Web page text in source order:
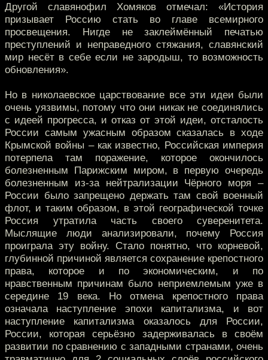
Другой славянофил Хомяков отмечал: «История
призывает Россию стать во главе всемирного
просвещения. Нигде не заклеймённый печатью
преступлений и неправедного стяжания, славянский
мир несёт в себе если не зародыш, то возможность
обновления».
Но в николаевское царствование все эти идеи были
очень уязвимы, потому что они никак не соединялись
с идеей прогресса, и отказ от этой идеи, отсталость
России самым ужасным образом сказалась в ходе
Крымской войны – как известно, Российская империя
потерпела там поражение, которое окончилось
болезненным Парижским миром, в первую очередь
болезненным из-за нейтрализации Чёрного моря –
России было запрещено держать там свой военный
флот, и таким образом, в этой географической точке
Россия утратила часть своего суверенитета.
Мыслящие люди анализировали, почему Россия
проиграла эту войну. Стало понятно, что корневой,
глубинной причиной является сохранение крепостного
права, которое и по экономическим, и по
нравственным причинам было неприемлемым уже в
середине 19 века. Но отмена крепостного права
означала наступление эпохи капитализма, и вот
наступление капитализма оказалось для России,
России, которая серьёзно задерживалась в своём
развитии по сравнению с западными странами, очень